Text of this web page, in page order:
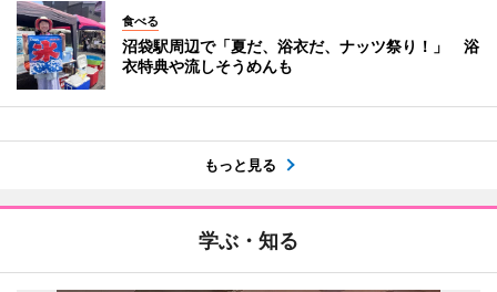
食べる
沼袋駅周辺で「夏だ、浴衣だ、ナッツ祭り！」 浴
衣特典や流しそうめんも
もっと見る
学ぶ・知る